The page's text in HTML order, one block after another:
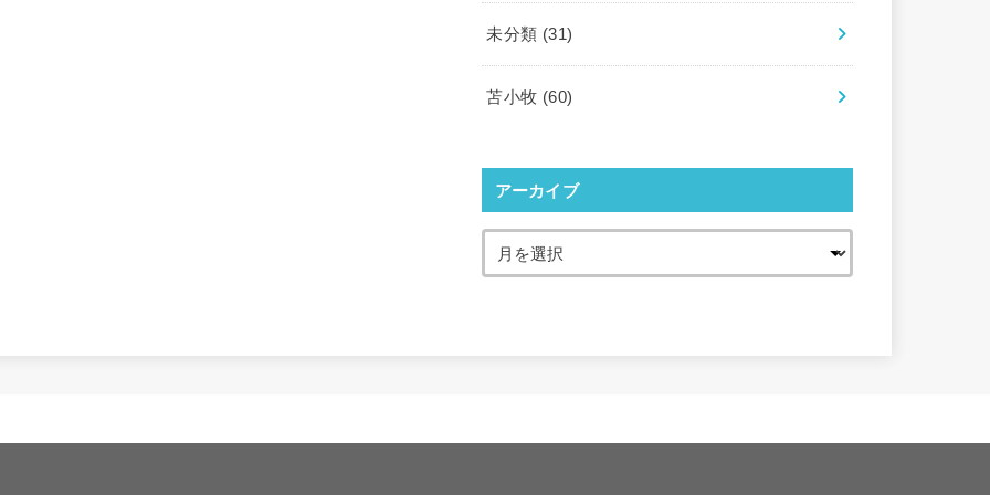
未分類 (31)
苫小牧 (60)
アーカイブ